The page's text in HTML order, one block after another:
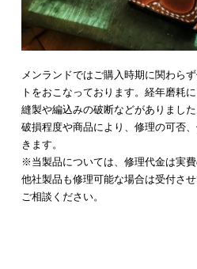
メンランドではご購入時期に関わら
トをおこなっております。経年磨耗
縫製や編込みの破断などがありまし
破損程度や商品により、修理の可否
きます。
※当製品については、修理代金は実
他社製品も修理可能な場合は受付さ
ご相談ください。